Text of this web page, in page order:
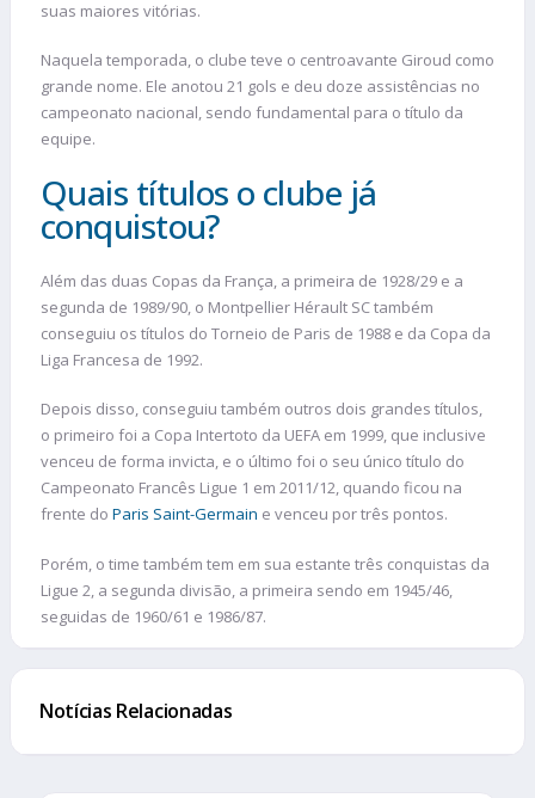
suas maiores vitórias.
Naquela temporada, o clube teve o centroavante Giroud como
grande nome. Ele anotou 21 gols e deu doze assistências no
campeonato nacional, sendo fundamental para o título da
equipe.
Quais títulos o clube já
conquistou?
Além das duas Copas da França, a primeira de 1928/29 e a
segunda de 1989/90, o Montpellier Hérault SC também
conseguiu os títulos do Torneio de Paris de 1988 e da Copa da
Liga Francesa de 1992.
Depois disso, conseguiu também outros dois grandes títulos,
o primeiro foi a Copa Intertoto da UEFA em 1999, que inclusive
venceu de forma invicta, e o último foi o seu único título do
Campeonato Francês Ligue 1 em 2011/12, quando ficou na
frente do Paris Saint-Germain e venceu por três pontos.
Porém, o time também tem em sua estante três conquistas da
Ligue 2, a segunda divisão, a primeira sendo em 1945/46,
seguidas de 1960/61 e 1986/87.
Notícias Relacionadas